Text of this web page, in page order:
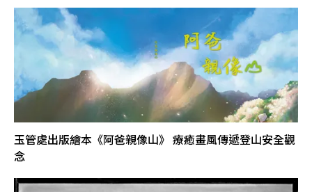
玉管處出版繪本《阿爸親像山》 療癒畫風傳遞登山安全觀
念